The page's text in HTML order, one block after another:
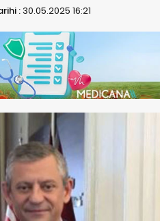
:30.05.2025 16:21